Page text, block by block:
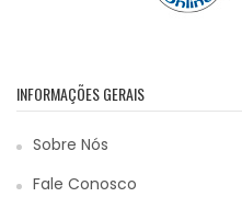
INFORMAÇÕES GERAIS
Sobre Nós
Fale Conosco